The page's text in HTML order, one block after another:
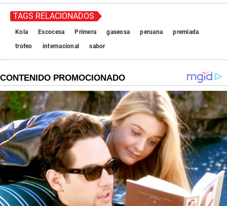
TAGS RELACIONADOS
Kola Escocesa Primera gaseosa peruana
premiada
trofeo
internacional sabor